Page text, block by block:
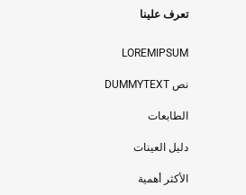
تعرف علينا
LOREMIPSUM
نص DUMMYTEXT
الطابعات
دليل العينات
الأكثر أهمية